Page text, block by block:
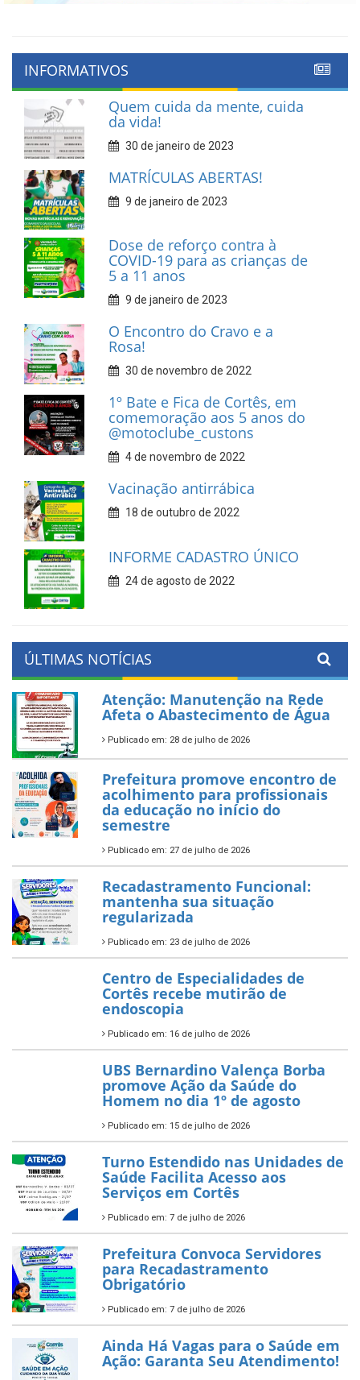
INFORMATIVOS
Quem cuida da mente, cuida
da vida!
30 de janeiro de 2023
MATRÍCULAS ABERTAS!
9 de janeiro de 2023
Dose de reforço contra à
COVID-19 para as crianças de
5 a 11 anos
9 de janeiro de 2023
O Encontro do Cravo e a
Rosa!
30 de novembro de 2022
1º Bate e Fica de Cortês, em
comemoração aos 5 anos do
@motoclube_custons
4 de novembro de 2022
Vacinação antirrábica
18 de outubro de 2022
INFORME CADASTRO ÚNICO
24 de agosto de 2022
ÚLTIMAS NOTÍCIAS
Atenção: Manutenção na Rede
Afeta o Abastecimento de Água
Publicado em: 28 de julho de 2026
Prefeitura promove encontro de
acolhimento para profissionais
da educação no início do
semestre
Publicado em: 27 de julho de 2026
Recadastramento Funcional:
mantenha sua situação
regularizada
Publicado em: 23 de julho de 2026
Centro de Especialidades de
Cortês recebe mutirão de
endoscopia
Publicado em: 16 de julho de 2026
UBS Bernardino Valença Borba
promove Ação da Saúde do
Homem no dia 1º de agosto
Publicado em: 15 de julho de 2026
Turno Estendido nas Unidades de
Saúde Facilita Acesso aos
Serviços em Cortês
Publicado em: 7 de julho de 2026
Prefeitura Convoca Servidores
para Recadastramento
Obrigatório
Publicado em: 7 de julho de 2026
Ainda Há Vagas para o Saúde em
Ação: Garanta Seu Atendimento!